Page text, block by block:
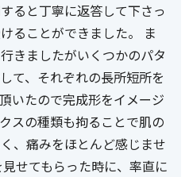
ると丁寧に返答して下さっ
ることができました。 ま
きましたがいくつかのパタ
て、それぞれの長所短所を
いたので完成形をイメージ
スの種類も拘ることで肌の
、痛みをほとんど感じませ
せてもらった時に、率直に